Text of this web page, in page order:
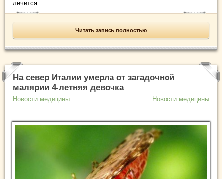
лечится. ...
Читать запись полностью
На север Италии умерла от загадочной
малярии 4-летняя девочка
Новости медицины Новости медицины